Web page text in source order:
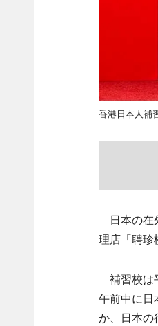
香港日本人補
日本の在
理店「聘珍
補習校は
午前中に日
か、日本の